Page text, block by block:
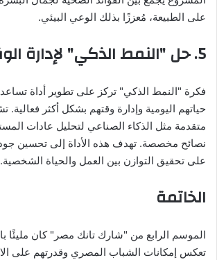
على الطبيعة، مُعززًا بذلك الوعي البيئي.
5. حل "النمط الذكي" لإدارة
فكرة "النمط الذكي" تركز على تطوير أداة تساعد
حياتهم اليومية وإدارة وقتهم بشكل أكثر فعالية.
متقدمة مثل الذكاء الصناعي لتحليل عادات
نصائح مخصصة. تهدف هذه الأداة إلى تحسين
على تحقيق التوازن بين العمل والحياة الشخصية.
الخاتمة
الموسم الرابع من "شارك تانك مصر" كان مليئًا
تعكس إمكانات الشباب المصري وقدرتهم على